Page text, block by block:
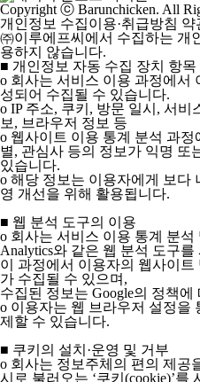
Copyright ⓒ Barunchicken. All
개인정보 수집이용·취급방침 약
㈜이루에프씨에서 수집하는 개
용하지 않습니다.
■ 개인정보 자동 수집 장치 항목
ο 회사는 서비스 이용 과정에서
성되어 수집될 수 있습니다.
ο IP 주소, 쿠키, 방문 일시, 서비
보, 브라우저 정보 등
ο 웹사이트 이용 통계 분석 과
별, 관심사 등의 정보가 익명 또
있습니다.
ο 해당 정보는 이용자에게 보다
영 개선을 위해 활용됩니다.
■ 웹 분석 도구의 이용
ο 회사는 서비스 이용 통계 분석
Analytics와 같은 웹 분석 도구
이 과정에서 이용자의 웹사이
가 수집될 수 있으며,
수집된 정보는 Google의 정책에
ο 이용자는 웹 브라우저 설정을
제할 수 있습니다.
■ 쿠키의 설치·운영 및 거부
ο 회사는 정보주체의 편의 제공
시로 불러오는 ‘쿠키(cookie)’를